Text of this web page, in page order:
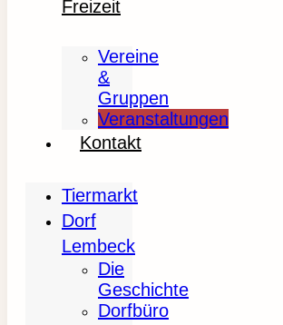
Freizeit
Vereine
&
Gruppen
Veranstaltungen
Kontakt
Tiermarkt
Dorf
Lembeck
Die
Geschichte
Dorfbüro